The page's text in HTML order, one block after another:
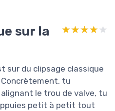
sur la
★★★★★
★★★★★
sur du clipsage classique
tu
le trou de valve, tu
petit à petit tout